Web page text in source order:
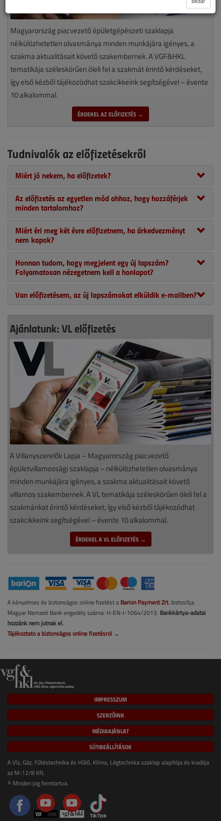
Magyarország piacvezető épületgépészeti szaklapja
nélkülözhetetlen olvasmánya minden munkájára igényes, a
szakma aktualitásait követő szakembernek. A VGF&HKL
tematikája széleskörűen öleli fel a szakmát érintő kérdéseket,
így első kézből tájékozódhat szakcikkeink segítségével – évente
10 alkalommal.
ÉRDEKEL AZ ELŐFIZETÉS →
Tudnivalók az előfizetésekről
Miért jó nekem, ha előfizetek?
Az előfizetés az egyetlen mód ahhoz, hogy hozzáférjek
minden tartalomhoz?
Miért éri meg két évre előfizetnem, ha árkedvezményt
nem kapok?
Honnan tudom, hogy megjelent egy új lapszám?
Folyamatosan nézegetnem kell a honlapot?
Van előfizetésem, az új lapszámokat elküldik e-mailben?
Ajánlatunk: VL előfizetés
A Villanyszerelők Lapja – Magyarország piacvezető
épületvillamossági szaklapja – nélkülözhetetlen olvasmánya
minden munkájára igényes, a szakma aktualitásait követő
villamos szakembernek. A VL tematikája széleskörűen öleli fel a
szakmánkat érintő kérdéseket, így első kézből tájékozódhat
szakcikkeink segítségével – évente 10 alkalommal.
ÉRDEKEL A VL ELŐFIZETÉS →
A kényelmes és biztonságos online fizetést a Barion Payment Zrt. biztosítja.
Magyar Nemzeti Bank engedély száma: H-EN-I-1064/2013. Bankkártya-adatai
hozzánk nem jutnak el.
Tájékoztató a biztonságos online fizetésről →
IMPRESSZUM
SZERZŐINK
MÉDIAAJÁNLAT
SÜTIBEÁLLÍTÁSOK
A Víz, Gáz, Fűtéstechnika és Hűtő, Klíma, Légtechnika szaklap alapítója és kiadója
az M-12/B Kft.
© Minden jog fenntartva.